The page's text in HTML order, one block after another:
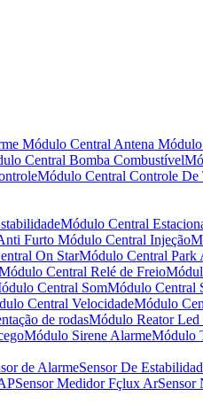
Módulo Central Antena
Central Bomba Combustível
Módulo Central Controle De
Módulo Central
Furto Módulo Central Injeção
On StarMódulo Central Park
Central Relé de Freio
Central SomMódulo Central
Central VelocidadeMódulo
de rodasMódulo Reator Led
Módulo Sirene AlarmeMódulo
de AlarmeSensor De
Sensor Medidor Fçlux ArSensor